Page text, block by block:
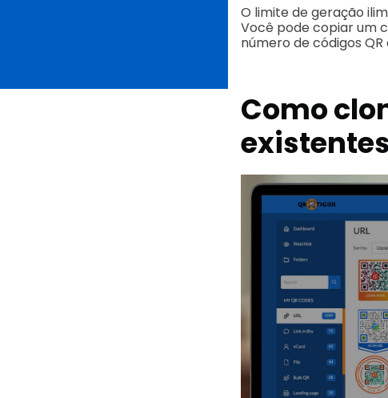
O limite de geração
Você pode copiar um
número de códigos
Como
existentes